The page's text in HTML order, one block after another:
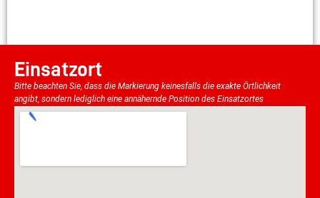
Einsatzort
Bitte beachten Sie, dass die Markierung keinesfalls die exakte Örtlichkeit
angibt, sondern lediglich eine annähernde Position des Einsatzortes